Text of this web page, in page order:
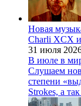
Новая
Charli XCX
31 июля
В июле в
Слушаем
степени
Strokes, а